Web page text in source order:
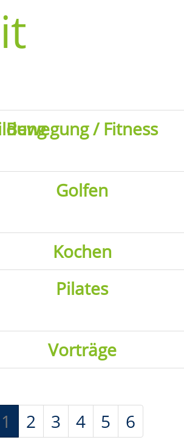
Bewegung / Fitness
Golfen
Kochen
Pilates
Vorträge
1 2 3 4 5 6